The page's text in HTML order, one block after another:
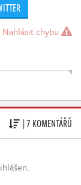
Nahlásit chybu
| 7 KOMENTÁŘŮ